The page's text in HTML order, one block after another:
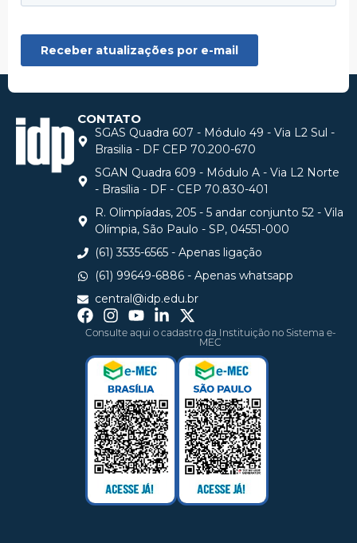
CONTATO
SGAS Quadra 607 - Módulo 49 - Via L2 Sul -
Brasilia - DF CEP 70.200-670
SGAN Quadra 609 - Módulo A - Via L2 Norte
- Brasília - DF - CEP 70.830-401
R. Olimpíadas, 205 - 5 andar conjunto 52 - Vila
Olímpia, São Paulo - SP, 04551-000
(61) 3535-6565 - Apenas ligação
(61) 99649-6886 - Apenas whatsapp
central@idp.edu.br
Consulte aqui o cadastro da Instituição no Sistema e-
MEC